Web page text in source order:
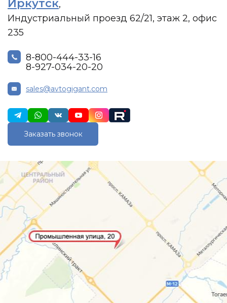
Иркутск,
Индустриальный проезд 62/21, этаж 2, офис
235
8-800-444-33-16
8-927-034-20-20
sales@avtogigant.com
Заказать звонок